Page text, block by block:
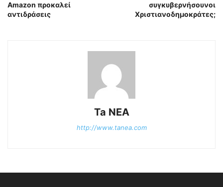
Amazon προκαλεί
αντιδράσεις
συγκυβερνήσουνοι
Χριστιανοδημοκράτες;
Ta NEA
http://www.tanea.com